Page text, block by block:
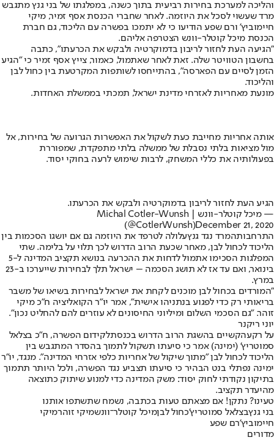
והליכה למערכת בחירות רביעית בתוך כשנה, במפלגתו של בני גנץ מתגבש
מרד שעשוי לסכל את היוזמה. לאחר שחברי הכנסת אסף זמיר, מיקי
חיימוביץ' ורם שפע הודיעו כי לא יתמכו בפשרה עם הליכוד, גם חברת
הכנסת מיכל קוטלר-וונש הצטרפה אליהם.
"הגיעה העת לחזור לריבון בדמוקרטיה ולבקש את הכרעתו", כתבה
בחשבון הטוויטר שלה. זאת לאחר שאתמול, כאמור, צייץ אסף זמיר כי "הגיע
הזמן לסיים עם הפארסה", בהתייחסו לשותפות המקרטעת בין כחול לבן
והליכוד.
מונעת מאחריות לאזרחי מדינת ישראל, תמכתי בממשלת האחדות.
אותה אחריות מחייבת כעת לשקול את האפשרות הגרועה של בחירות, אל
מול מציאות בלתי נסבלת של ממשלה בלתי מתפקדת, שמפוררת
בפעולותיה את כללי המשחק, לרבות שימוש לרעה בחוקי יסוד.
הגיע העת לחזור לריבון בדמוקרטיה ולבקש את הכרעתו.
— מיכל קוטלר-וונש | Michal Cotler-Wunsh
(@CotlerWunsh)December 21, 2020
התרחבותהמרד נגד גנץעלולה לטרפד את היוזמה גם אם יושגו הסכמות בין
הליכוד לכחול לבן, מאחר שכעת הרוב הדרוש לכך תלוי על בלימה. שתי
המפלגות הסכימו אתמול לדחות את ההכרעה בנושא תקציב המדינה ל-5
בינואר, ואם עד אז לא תושג הסכמה – ישראל תלך לבחירות שייערכו ב-23
במרץ.
"המורדים בכחול לבן מוכנים לקחת את ישראל לבחירות בשיאו של משבר
בריאותי רק כדי לפגוע בנתניהו אישית", אמר יו"ר הקואליציה ח"כ מיקי
זוהר. "גם הסכמי השלום ומיליוני החיסונים לא עוזרים להם להחליט נכון".
יוני ריקנר
על רקעהקשיים בהשגת הרוב הדרוש בכנסתלקידום הפשרה, ח"כ בצלאל
סמוטריץ' (ימינה) אמר כי סיעתו תשקול לתמוך בהסדר המתגבש בין
הליכוד לכחול לבן "מתוך שיקול של אחריות כלפי אזרחי המדינה". מנגד, יו"ר
ימינה נפתלי בנט הבהיר כי סיעתו תצביע נגד הפשרה, ולכל היותר תתמוך
בתיקון נקודתי לחוק יסוד: משק המדינה כדי למנוע שיתוק כתוצאה
מהיעדר תקציב.
טעינו? נתקן! אם מצאתם טעות בכתבה, נשמח שתשתפו אותנו
בני גנץבצלאל סמוטריץ'כחול לבןמיכל קוטלר־וונשמיקי זוהרמיקי
חיימוביץ'רם שפע
מדורים